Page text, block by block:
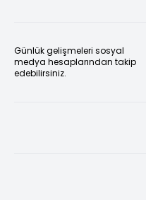
Günlük gelişmeleri sosyal
medya hesaplarından takip
edebilirsiniz.